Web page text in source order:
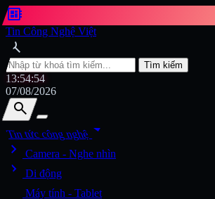
developer_board
Tin Công Nghệ Việt
search
Tìm kiếm
13:54:56
07/08/2026
search
search
Tin tức công nghệarrow_drop_down
chevron_right
Camera - Nghe nhìn
chevron_right Di động
Máy tính - Tablet